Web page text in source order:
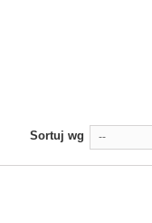
Sortuj wg --